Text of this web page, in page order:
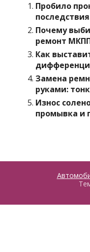
Пробило
Почему
ремонт
Как
Замена
руками:
Износ
промывка и